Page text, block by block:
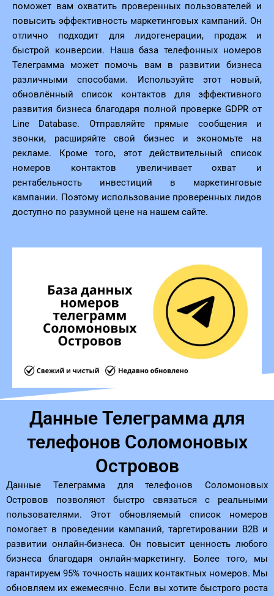
поможет вам охватить проверенных пользователей и
повысить эффективность маркетинговых кампаний. Он
отлично подходит для лидогенерации, продаж и
быстрой конверсии. Наша база телефонных номеров
Телеграмма может помочь вам в развитии бизнеса
различными способами. Используйте этот новый,
обновлённый список контактов для эффективного
развития бизнеса благодаря полной проверке GDPR от
Line Database. Отправляйте прямые сообщения и
звонки, расширяйте свой бизнес и экономьте на
рекламе. Кроме того, этот действительный список
номеров контактов увеличивает охват и
рентабельность инвестиций в маркетинговые
кампании. Поэтому использование проверенных лидов
доступно по разумной цене на нашем сайте.
Данные Телеграмма для
телефонов Соломоновых
Островов
Данные Телеграмма для телефонов Соломоновых
Островов позволяют быстро связаться с реальными
пользователями. Этот обновляемый список номеров
помогает в проведении кампаний, таргетировании B2B и
развитии онлайн-бизнеса. Он повысит ценность любого
бизнеса благодаря онлайн-маркетингу. Более того, мы
гарантируем 95% точность наших контактных номеров. Мы
обновляем их ежемесячно. Если вы хотите быстрого роста